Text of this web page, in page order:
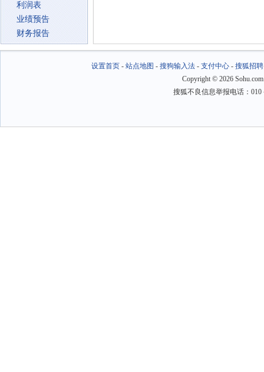
利润表
业绩预告
财务报告
设置首页- 站点地图 - 搜狗输入法- 支付中心- 搜狐招聘
Copyright © 2026
搜狐不良信息举报电话：010